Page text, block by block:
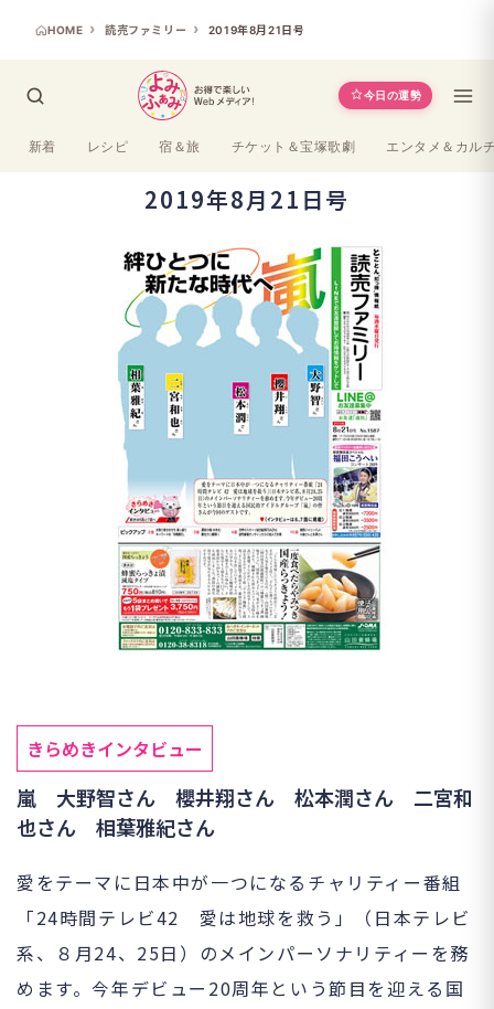
HOME 読売ファミリー 2019年8月21日号
今日の運勢
新着 レシピ 宿＆旅 チケット＆宝塚歌劇 エンタメ＆カル
2019年8月21日号
きらめきインタビュー
嵐 大野智さん 櫻井翔さん 松本潤さん 二宮和
也さん 相葉雅紀さん
愛をテーマに日本中が一つになるチャリティー番組
「24時間テレビ42 愛は地球を救う」（日本テレビ
系、８月24、25日）のメインパーソナリティーを務
めます。今年デビュー20周年という節目を迎える国